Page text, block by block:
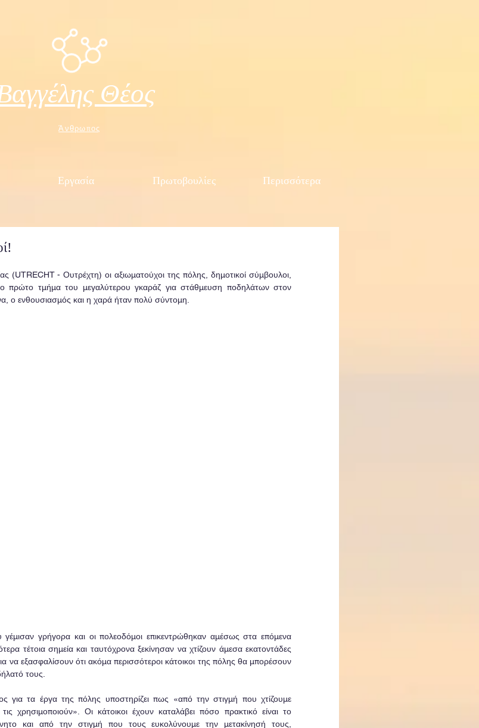
Άνθρωπος
Θέος
Εργασία Πρωτοβουλίες Περισσότερα
(UTRECHT - Ουτρέχτη) οι αξιωματούχοι της πόλης, δημοτικοί σύμβουλοι,
πρώτο τμήμα του μεγαλύτερου γκαράζ για στάθμευση ποδηλάτων στον
ο ενθουσιασμός και η χαρά ήταν πολύ σύντομη.
γρήγορα και οι πολεοδόμοι επικεντρώθηκαν αμέσως στα επόμενα
τέτοια σημεία και ταυτόχρονα ξεκίνησαν να χτίζουν άμεσα εκατοντάδες
να εξασφαλίσουν ότι ακόμα περισσότεροι κάτοικοι της πόλης θα μπορέσουν
τους.
για τα έργα της πόλης υποστηρίζει πως «από την στιγμή που χτίζουμε
χρησιμοποιούν». Οι κάτοικοι έχουν καταλάβει πόσο πρακτικό είναι το
και από την στιγμή που τους ευκολύνουμε την μετακίνησή τους,